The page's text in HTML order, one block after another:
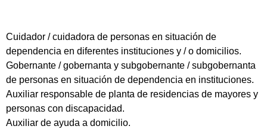
Cuidador / cuidadora de personas en situación de
dependencia en diferentes instituciones y / o domicilios.
Gobernante / gobernanta y subgobernante / subgobernanta
de personas en situación de dependencia en instituciones.
Auxiliar responsable de planta de residencias de mayores y
personas con discapacidad.
Auxiliar de ayuda a domicilio.